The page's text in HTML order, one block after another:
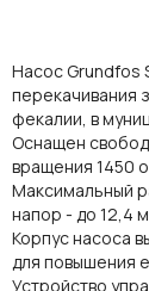
Насос Grundfos
перекачивания
фекалии, в
Оснащен
вращения 1450
Максимальный
напор - до 12,4 м.
Корпус насоса
для повышения
Устройство